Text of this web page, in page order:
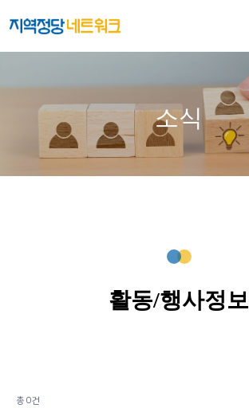
소식
활동/행사정보
총 0건